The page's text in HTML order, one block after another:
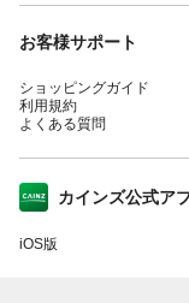
お客様サポート
ショッピングガイド
利用規約
よくある質問
カインズ公式ア
iOS版